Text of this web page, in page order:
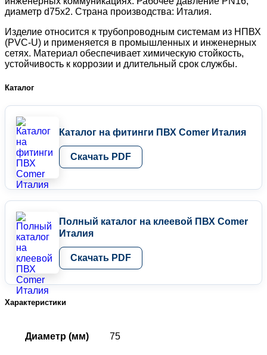
диаметр d75х2. Страна производства: Италия.
Изделие относится к трубопроводным системам из НПВХ
(PVC-U) и применяется в промышленных и инженерных
сетях. Материал обеспечивает химическую стойкость,
устойчивость к коррозии и длительный срок службы.
Каталог
Каталог на фитинги ПВХ Comer Италия
Скачать PDF
Полный каталог на клеевой ПВХ Comer
Италия
Скачать PDF
Характеристики
Диаметр (мм) 75